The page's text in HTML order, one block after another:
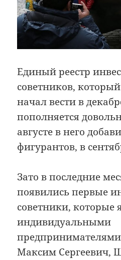
Единый реестр
советников,
начал вести в
пополняется
августе в него
фигурантов, в
Зато в последние
появились первые
советники, которые
индивидуальными
Максим Сергеевич,